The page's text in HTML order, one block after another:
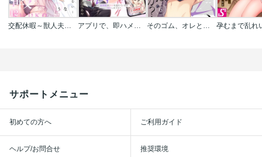
交配休暇～獣人夫の本気の発情が止まらない アプリで、即ハメ～欲情度が800を超えていますSEXしますか？ そのゴム、オレと使いませんか？
サポートメニュー
初めての方へ ご利用ガイド
ヘルプ/お問合せ 推奨環境